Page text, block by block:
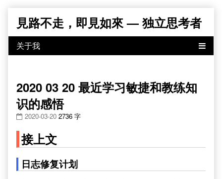
content
見路不走，即見如來 — 独立思考者
2020 03 20 最近学习敏捷和教练知
识的感悟
2020-03-20 2736 字
接上文
日志修复计划